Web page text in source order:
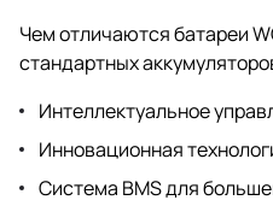
Чем отличаются батареи
стандартных
Интеллектуальное
Инновационная
Система BMS для